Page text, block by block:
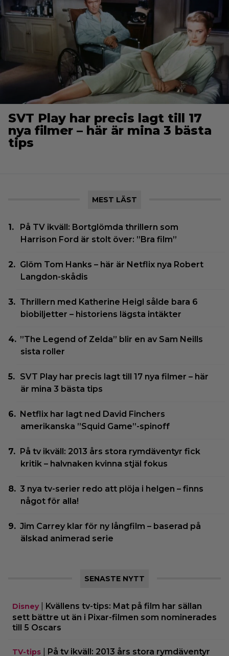
SVT Play har precis lagt till 17
nya filmer – här är mina 3 bästa
tips
MEST LÄST
På TV ikväll: Bortglömda thrillern som
Harrison Ford är stolt över: ”Bra film”
Glöm Tom Hanks – här är Netflix nya Robert
Langdon-skådis
Thrillern med Katherine Heigl sålde bara 6
biobiljetter – historiens lägsta intäkter
”The Legend of Zelda” blir en av Sam Neills
sista roller
SVT Play har precis lagt till 17 nya filmer – här
är mina 3 bästa tips
Netflix har lagt ned David Finchers
amerikanska ”Squid Game”-spinoff
På tv ikväll: 2013 års stora rymdäventyr fick
kritik – halvnaken kvinna stjäl fokus
3 nya tv-serier redo att plöja i helgen – finns
något för alla!
Jim Carrey klar för ny långfilm – baserad på
älskad animerad serie
SENASTE NYTT
Disney| Kvällens tv-tips: Mat på film har sällan
sett bättre ut än i Pixar-filmen som nominerades
till 5 Oscars
TV-tips På tv ikväll: 2013 års stora rymdäventyr